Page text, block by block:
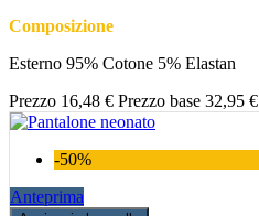
Composizione
Esterno 95% Cotone 5% Elastan
Prezzo 16,48 € Prezzo base 32,95 €
-50%
Anteprima